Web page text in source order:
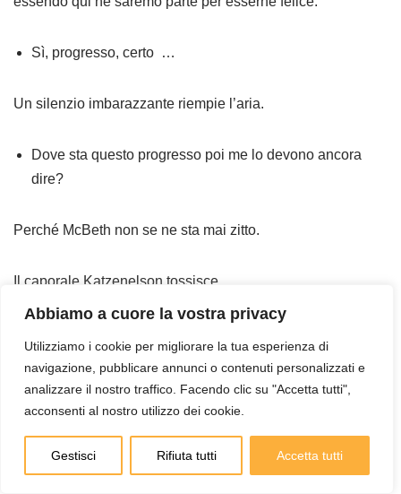
Abbiamo a cuore la vostra privacy
Utilizziamo i cookie per migliorare la tua esperienza di
navigazione, pubblicare annunci o contenuti personalizzati e
analizzare il nostro traffico. Facendo clic su "Accetta tutti",
acconsenti al nostro utilizzo dei cookie.
Gestisci Rifiuta tutti Accetta tutti
Sì, progresso, certo …
Un silenzio imbarazzante riempie l’aria.
Dove sta questo progresso poi me lo devono ancora
dire?
Perché McBeth non se ne sta mai zitto.
Il caporale Katzenelson tossisce.
di lì. Ti faccio vedere.
Tira su la manica.
Un orologio da polso argento brilla sorretto da un laccio di